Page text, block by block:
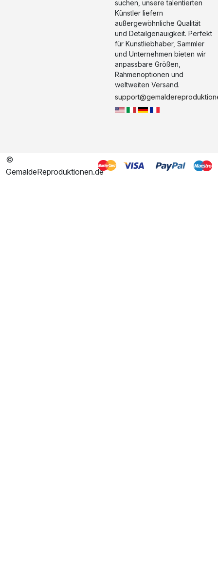
suchen, unsere talentierten
Künstler liefern
außergewöhnliche Qualität
und Detailgenauigkeit. Perfekt
für Kunstliebhaber, Sammler
und Unternehmen bieten wir
anpassbare Größen,
Rahmenoptionen und
weltweiten Versand.
©
GemaldeReproduktionen.de